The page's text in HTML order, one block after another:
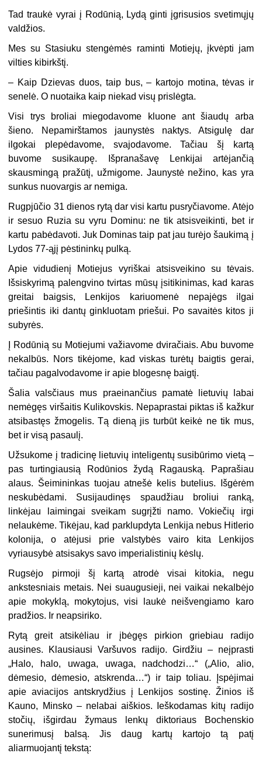
Tad traukė vyrai į Rodūnią, Lydą ginti įgrisusios svetimųjų
valdžios.
Mes su Stasiuku stengėmės raminti Motiejų, įkvėpti jam
vilties kibirkštį.
– Kaip Dzievas duos, taip bus, – kartojo motina, tėvas ir
senelė. O nuotaika kaip niekad visų prislėgta.
Visi trys broliai miegodavome kluone ant šiaudų arba
šieno. Nepamirštamos jaunystės naktys. Atsigulę dar
ilgokai plepėdavome, svajodavome. Tačiau šį kartą
buvome susikaupę. Išpranašavę Lenkijai artėjančią
skausmingą pražūtį, užmigome. Jaunystė nežino, kas yra
sunkus nuovargis ar nemiga.
Rugpjūčio 31 dienos rytą dar visi kartu pusryčiavome. Atėjo
ir sesuo Ruzia su vyru Dominu: ne tik atsisveikinti, bet ir
kartu pabėdavoti. Juk Dominas taip pat jau turėjo šaukimą į
Lydos 77-ąjį pėstininkų pulką.
Apie vidudienį Motiejus vyriškai atsisveikino su tėvais.
Išsiskyrimą palengvino tvirtas mūsų įsitikinimas, kad karas
greitai baigsis, Lenkijos kariuomenė nepajėgs ilgai
priešintis iki dantų ginkluotam priešui. Po savaitės kitos ji
subyrės.
Į Rodūnią su Motiejumi važiavome dviračiais. Abu buvome
nekalbūs. Nors tikėjome, kad viskas turėtų baigtis gerai,
tačiau pagalvodavome ir apie blogesnę baigtį.
Šalia valsčiaus mus praeinančius pamatė lietuvių labai
nemėgęs viršaitis Kulikovskis. Nepaprastai piktas iš kažkur
atsibastęs žmogelis. Tą dieną jis turbūt keikė ne tik mus,
bet ir visą pasaulį.
Užsukome į tradicinę lietuvių inteligentų susibūrimo vietą –
pas turtingiausią Rodūnios žydą Ragauską. Paprašiau
alaus. Šeimininkas tuojau atnešė kelis butelius. Išgėrėm
neskubėdami. Susijaudinęs spaudžiau broliui ranką,
linkėjau laimingai sveikam sugrįžti namo. Vokiečių irgi
nelaukėme. Tikėjau, kad parklupdyta Lenkija nebus Hitlerio
kolonija, o atėjusi prie valstybės vairo kita Lenkijos
vyriausybė atsisakys savo imperialistinių kėslų.
Rugsėjo pirmoji šį kartą atrodė visai kitokia, negu
ankstesniais metais. Nei suaugusieji, nei vaikai nekalbėjo
apie mokyklą, mokytojus, visi laukė neišvengiamo karo
pradžios. Ir neapsiriko.
Rytą greit atsikėliau ir įbėgęs pirkion griebiau radijo
ausines. Klausiausi Varšuvos radijo. Girdžiu – neįprasti
„Halo, halo, uwaga, uwaga, nadchodzi…“ („Alio, alio,
dėmesio, dėmesio, atskrenda…“) ir taip toliau. Įspėjimai
apie aviacijos antskrydžius į Lenkijos sostinę. Žinios iš
Kauno, Minsko – nelabai aiškios. Ieškodamas kitų radijo
stočių, išgirdau žymaus lenkų diktoriaus Bochenskio
sunerimusį balsą. Jis daug kartų kartojo tą patį
aliarmuojantį tekstą: